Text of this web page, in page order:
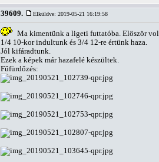
39609. Elküldve: 2019-05-21 16:19:58
Ma kimentünk a ligeti futtatóba. Elöször
1/4 10-kor indultunk és 3/4 12-re értünk haza.
Jól kifáradtunk.
Ezek a képek már hazafelé készültek.
Fűfürdőzés: